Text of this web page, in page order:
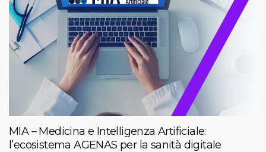
MIA – Medicina e Intelligenza Artificiale:
l’ecosistema AGENAS per la sanità digitale